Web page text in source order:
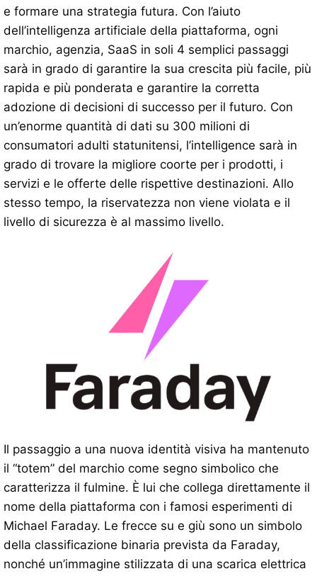
e formare una strategia futura. Con l’aiuto
dell’intelligenza artificiale della piattaforma, ogni
marchio, agenzia, SaaS in soli 4 semplici passaggi
sarà in grado di garantire la sua crescita più facile, più
rapida e più ponderata e garantire la corretta
adozione di decisioni di successo per il futuro. Con
un’enorme quantità di dati su 300 milioni di
consumatori adulti statunitensi, l’intelligence sarà in
grado di trovare la migliore coorte per i prodotti, i
servizi e le offerte delle rispettive destinazioni. Allo
stesso tempo, la riservatezza non viene violata e il
livello di sicurezza è al massimo livello.
Il passaggio a una nuova identità visiva ha mantenuto
il “totem” del marchio come segno simbolico che
caratterizza il fulmine. È lui che collega direttamente il
nome della piattaforma con i famosi esperimenti di
Michael Faraday. Le frecce su e giù sono un simbolo
della classificazione binaria prevista da Faraday,
nonché un’immagine stilizzata di una scarica elettrica